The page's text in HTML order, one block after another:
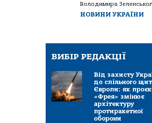
Володимира
НОВИНИ УКРАЇНИ
ВИБІР РЕДАКЦІЇ
Від захисту
до спільного
Європи: як
«Фрея» змінює
архітектуру
протиракетної
оборони